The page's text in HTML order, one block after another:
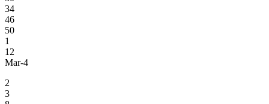
34
46
50
1
12
Mar-4
2
3